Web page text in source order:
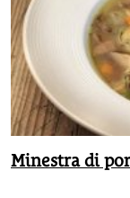
Minestra di